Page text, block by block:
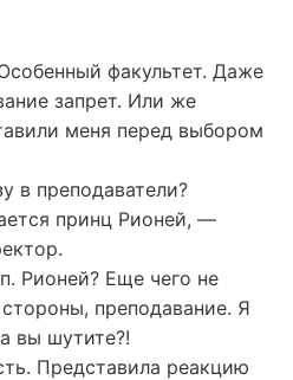
факультет. Даже
запрет. Или же
меня перед выбором
в преподаватели?
принц Рионей, —
Рионей? Еще чего не
преподавание. Я
вы шутите?!
Представила реакцию